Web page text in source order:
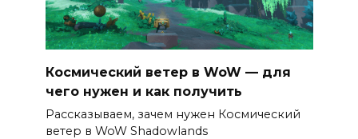
Космический ветер в WoW — для
чего нужен и как получить
Рассказываем, зачем нужен Космический
ветер в WoW Shadowlands